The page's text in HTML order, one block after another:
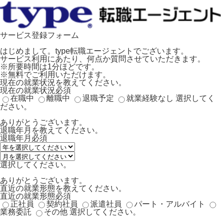
サービス登録フォーム
はじめまして。type転職エージェントでございます。
サービス利用にあたり、何点か質問させていただきます。
※所要時間は1分ほどです。
※無料でご利用いただけます。
現在の就業状況を教えてください。
現在の就業状況必須
在職中
離職中 退職予定 就業経験なし 選択してく
ださい。
ありがとうございます。
退職年月を教えてください。
退職年月 必須
選択してください。
ありがとうございます。
直近の就業形態を教えてください。
直近の就業形態必須
正社員
契約社員 派遣社員
パート・アルバイト
業務委託
その他 選択してください。